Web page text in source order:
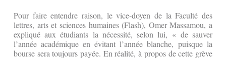
Pour faire entendre raison, le vice-doyen de la Faculté des
lettres, arts et sciences humaines (Flash), Omer Massamou, a
expliqué aux étudiants la nécessité, selon lui, « de sauver
l’année académique en évitant l’année blanche, puisque la
bourse sera toujours payée. En réalité, à propos de cette grève